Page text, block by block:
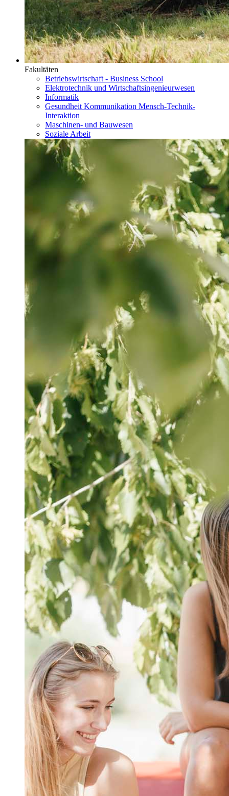
Fakultäten
Betriebswirtschaft - Business School
Elektrotechnik und Wirtschaftsingenieurwesen
Informatik
Gesundheit Kommunikation Mensch-Technik-
Interaktion
Maschinen- und Bauwesen
Soziale Arbeit